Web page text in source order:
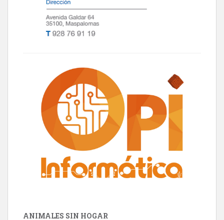
ANIMALES SIN HOGAR